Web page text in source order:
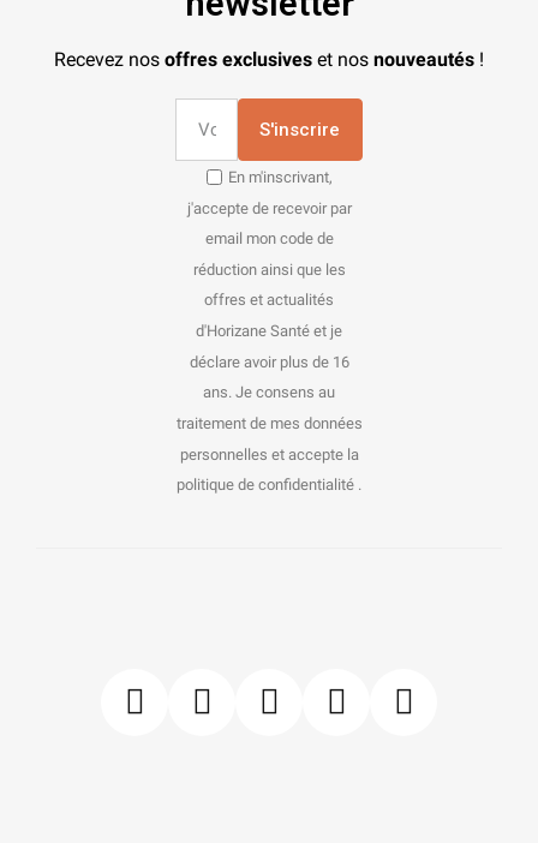
Recevez nos offres exclusives et nos nouveautés !
S'inscrire
En m'inscrivant,
j'accepte de recevoir par
email mon code de
réduction ainsi que les
offres et actualités
d'Horizane Santé et je
déclare avoir plus de 16
ans. Je consens au
traitement de mes données
personnelles et accepte la
politique de confidentialité .